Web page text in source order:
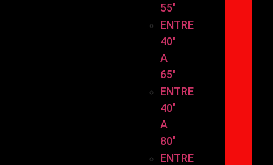
55″
ENTRE
40″
A
65″
ENTRE
40″
A
80″
ENTRE